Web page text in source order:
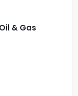
& Gas